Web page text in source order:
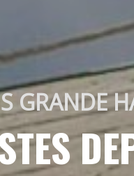
GRANDE